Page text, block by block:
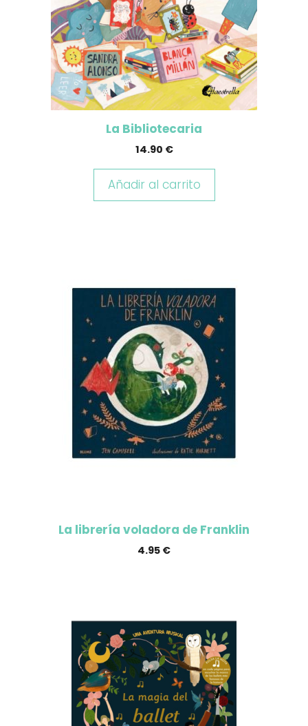
La Bibliotecaria
14.90 €
Añadir al carrito
La librería voladora de Franklin
4.95 €